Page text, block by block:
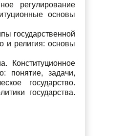
регулирование
основы
государственной
и религия: основы
Конституционное
понятие, задачи,
государство.
государства.